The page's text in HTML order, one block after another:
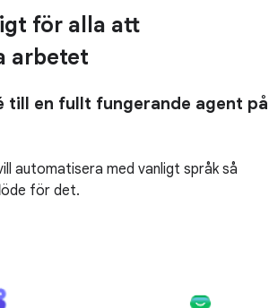
för alla att
arbetet
till en fullt fungerande agent på
automatisera med vanligt språk så
för det.